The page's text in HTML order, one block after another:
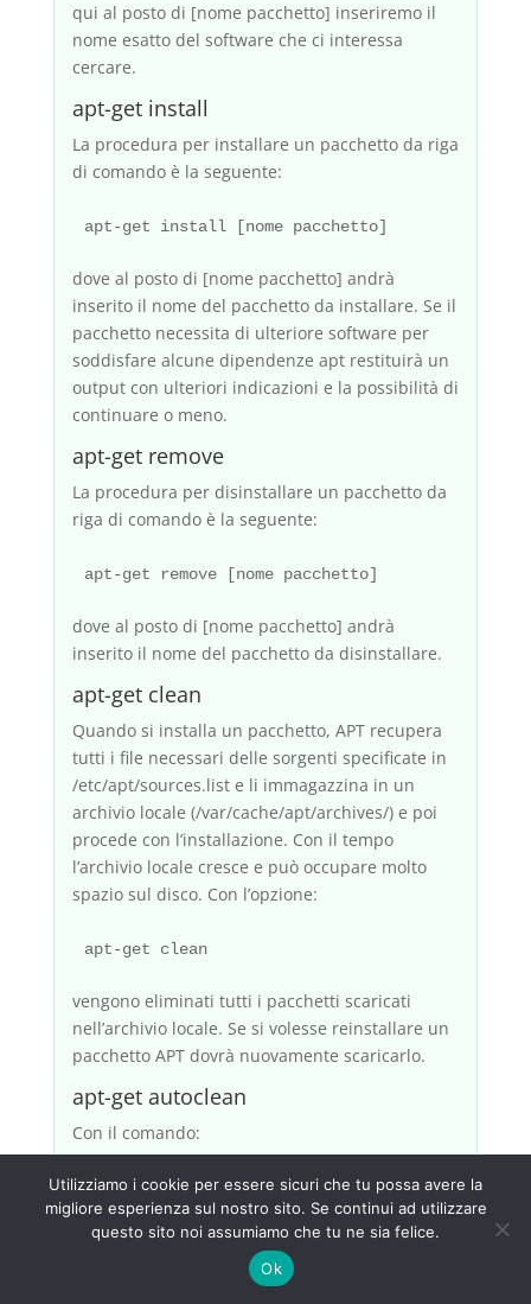
qui al posto di [nome pacchetto] inseriremo il
nome esatto del software che ci interessa
cercare.
apt-get install
La procedura per installare un pacchetto da riga
di comando è la seguente:
dove al posto di [nome pacchetto] andrà
inserito il nome del pacchetto da installare. Se il
pacchetto necessita di ulteriore software per
soddisfare alcune dipendenze apt restituirà un
output con ulteriori indicazioni e la possibilità di
continuare o meno.
apt-get remove
La procedura per disinstallare un pacchetto da
riga di comando è la seguente:
dove al posto di [nome pacchetto] andrà
inserito il nome del pacchetto da disinstallare.
apt-get clean
Quando si installa un pacchetto, APT recupera
tutti i file necessari delle sorgenti specificate in
/etc/apt/sources.list e li immagazzina in un
archivio locale (/var/cache/apt/archives/) e poi
procede con l’installazione. Con il tempo
l’archivio locale cresce e può occupare molto
spazio sul disco. Con l’opzione:
apt-get clean
vengono eliminati tutti i pacchetti scaricati
nell’archivio locale. Se si volesse reinstallare un
pacchetto APT dovrà nuovamente scaricarlo.
apt-get autoclean
Con il comando:
apt-get autoclean
si cancellano dall’archivio locale solo i file che
non possono più essere scaricati (come ad
esempio i pacchetti obsoleti quindi inutili al
Utilizziamo i cookie per essere sicuri che tu possa avere la
migliore esperienza sul nostro sito. Se continui ad utilizzare
questo sito noi assumiamo che tu ne sia felice.
Ok